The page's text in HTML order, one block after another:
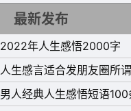
瓜，种豆得豆，真的不
12、在你没有任何喜欢
的，尽管偶尔会觉得孤
13、以前总觉得世界太
又觉得世界太吵，总想
心的句子
最新发布
2022年人生感悟2000字
人生感言适合发朋友圈所
男人经典人生感悟短语100